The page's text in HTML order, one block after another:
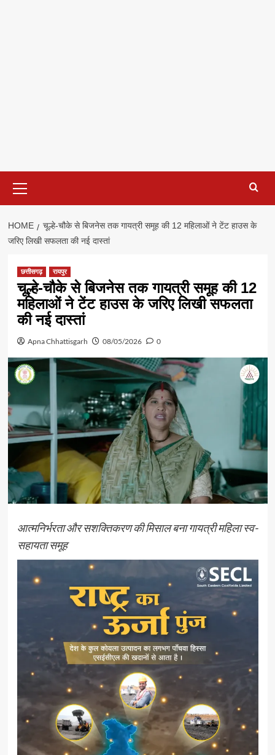
Menu
HOME
चूल्हे-चौके से बिजनेस तक गायत्री समूह की 12 महिलाओं ने टेंट हाउस के
जरिए लिखी सफलता की नई दास्तां
छत्तीसगढ़ रायपुर
चूल्हे-चौके से बिजनेस तक गायत्री समूह की 12
महिलाओं ने टेंट हाउस के जरिए लिखी सफलता
की नई दास्तां
Apna Chhattisgarh 08/05/2026 0
आत्मनिर्भरता और सशक्तिकरण की मिसाल बना गायत्री महिला स्व-
सहायता समूह